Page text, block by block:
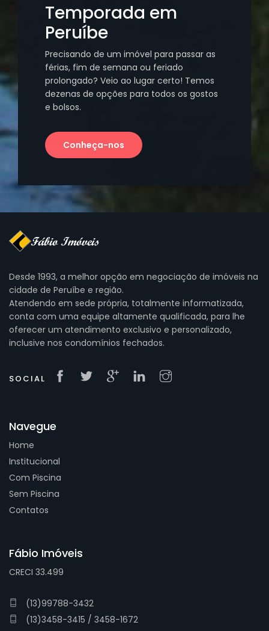
Temporada em
Peruíbe
Precisando de um imóvel para passar as
férias, fim de semana ou feriado
prolongado? Veio ao lugar certo! Temos
dezenas de opções para todos os gostos
e bolsos.
Conheça-nos
Desde 1993, a melhor opção em negociação de imóveis na
cidade de Peruíbe e região.
Atendendo em sede própria, totalmente informatizada,
conta com uma equipe altamente qualificada, para lhe
oferecer um atendimento exclusivo e personalizado,
inclusive nos condomínios fechados.
SOCIAL
Navegue
Home
Institucional
Com Piscina
Sem Piscina
Contatos
Fábio Imóveis
CRECI 33.499
(13)99788-3432
(13)3458-3415 / 3458-1672